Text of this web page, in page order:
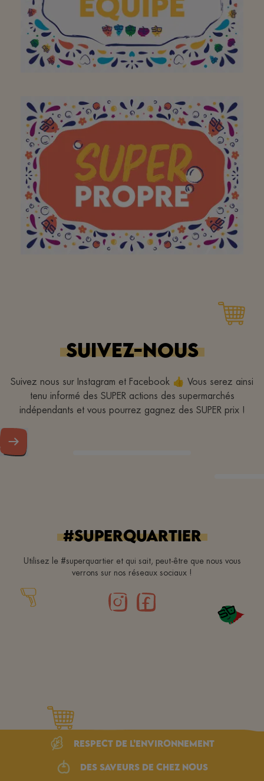
À toute l'équipe pour
avoir fait de votre
supermarché de quartier
un super endroit. Merci!
Continuez comme ça!
pour un (super)quartier
SUIVEZ-NOUS
Suivez nous sur Instagram et Facebook 👍 Vous serez ainsi
tenu informé des SUPER actions des supermarchés
indépendants et vous pourrez gagnez des SUPER prix !
#superquartier
Utilisez le #superquartier et qui sait, peut-être que nous vous
verrons sur nos réseaux sociaux !
Respect de l’environnement
Des saveurs de chez nous